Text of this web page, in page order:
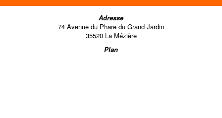
Adresse
74 Avenue du Phare du Grand Jardin
35520 La Mézière
Plan